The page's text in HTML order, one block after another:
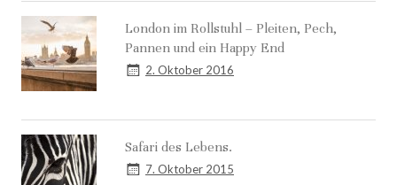
London im Rollstuhl – Pleiten, Pech,
Pannen und ein Happy End
Safari des Lebens.